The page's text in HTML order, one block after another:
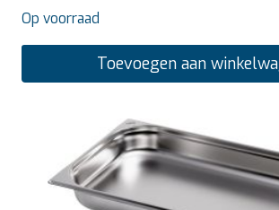
Op voorraad
Toevoegen aan